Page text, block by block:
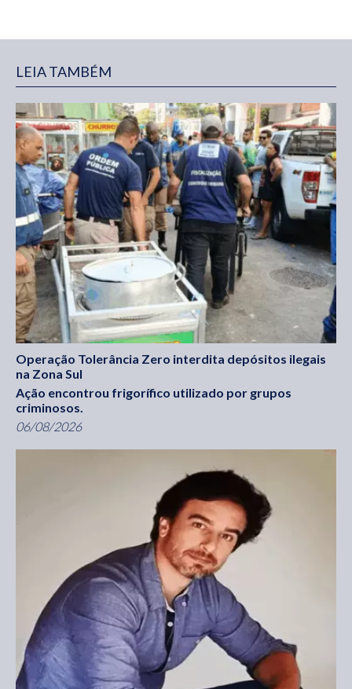
LEIA TAMBÉM
Operação Tolerância Zero interdita depósitos ilegais
na Zona Sul
Ação encontrou frigorífico utilizado por grupos
criminosos.
06/08/2026